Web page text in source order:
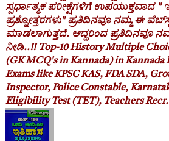
ಸ್ಪರ್ಧಾತ್ಮಕ ಪರೀಕ್ಷೆಗಳಿಗೆ ಉಪಯುಕ್ತವಾದ
ಪ್ರಶ್ನೋತ್ತರಗಳು" ಪ್ರತಿದಿನವೂ ನಮ್ಮ ಈ
ಮಾಡಲಾಗುತ್ತದೆ. ಆದ್ದರಿಂದ ಪ್ರತಿದಿನವೂ
ನೀಡಿ..!! Top-10 History Multiple
(GK MCQ's in Kannada) in
Exams like KPSC KAS, FDA SDA,
Inspector, Police Constable,
Eligibility Test (TET), Teachers